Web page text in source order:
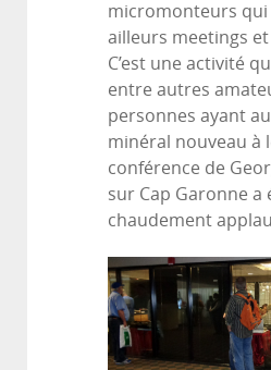
micromonteurs
ailleurs meetings
C’est une activité
entre autres
personnes ayant
minéral nouveau à
conférence de
sur Cap Garonne a
chaudement